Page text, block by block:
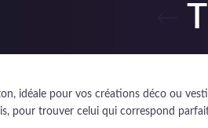
idéale pour vos créations déco ou
pour trouver celui qui correspond